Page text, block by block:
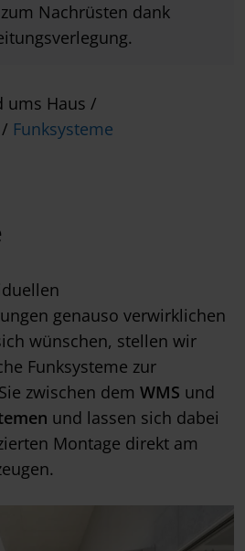
ums Haus /
/ Funksysteme
Nachrüsten dank
genauso verwirklichen
wünschen, stellen wir
Funksysteme zur
zwischen dem WMS und
und lassen sich dabei
Montage direkt am